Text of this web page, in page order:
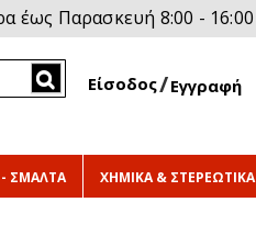
έως Παρασκευή 8:00 - 16:00
Είσοδος Εγγραφή
ΣΜΑΛΤΑ ΧΗΜΙΚΑ & ΣΤΕΡΕΩΤΙΚΑ